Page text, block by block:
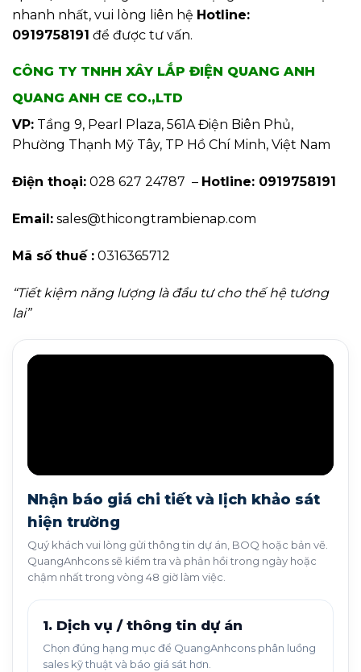
nhanh nhất, vui lòng liên hệ Hotline:
0919758191 để được tư vấn.
CÔNG TY TNHH XÂY LẮP ĐIỆN QUANG ANH
QUANG ANH CE CO.,LTD
VP: Tầng 9, Pearl Plaza, 561A Điện Biên Phủ,
Phường Thạnh Mỹ Tây, TP Hồ Chí Minh, Việt Nam
Điện thoại: 028 627 24787 – Hotline: 0919758191
Email: sales@thicongtrambienap.com
Mã số thuế : 0316365712
“Tiết kiệm năng lượng là đầu tư cho thế hệ tương
lai”
Nhận báo giá chi tiết và lịch khảo sát
hiện trường
Quý khách vui lòng gửi thông tin dự án, BOQ hoặc bản vẽ.
QuangAnhcons sẽ kiểm tra và phản hồi trong ngày hoặc
chậm nhất trong vòng 48 giờ làm việc.
1. Dịch vụ / thông tin dự án
Chọn đúng hạng mục để QuangAnhcons phân luồng
sales kỹ thuật và báo giá sát hơn.